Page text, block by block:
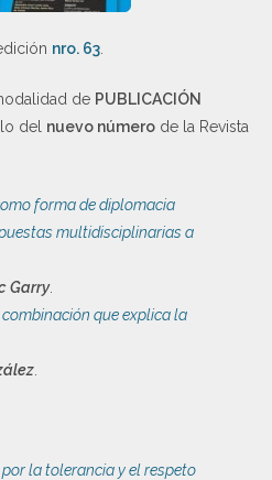
nro. 63
de PUBLICACIÓN
del nuevo número de la Revista
forma de diplomacia
multidisciplinarias a
Garry.
que explica la
la tolerancia y el respeto